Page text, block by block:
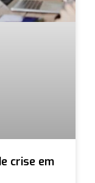
crise em